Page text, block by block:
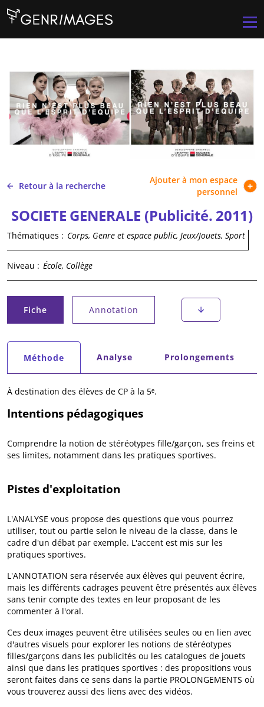
Retour à la recherche
Ajouter à mon espace
personnel
SOCIETE GENERALE (Publicité. 2011)
Thématiques : Corps, Genre et espace public, Jeux/Jouets, Sport
Niveau : École, Collège
Onglets principaux
Fiche
(onglet actif) Annotation
Onglets secondaires
Méthode
(onglet actif) Analyse Prolongements
À destination des élèves de CP à la 5ᵉ.
Intentions pédagogiques
Comprendre la notion de stéréotypes fille/garçon, ses freins et
ses limites, notamment dans les pratiques sportives.
Pistes d'exploitation
L'ANALYSE vous propose des questions que vous pourrez
utiliser, tout ou partie selon le niveau de la classe, dans le
cadre d'un débat par exemple. L'accent est mis sur les
pratiques sportives.
L'ANNOTATION sera réservée aux élèves qui peuvent écrire,
mais les différents cadrages peuvent être présentés aux élèves
sans tenir compte des textes en leur proposant de les
commenter à l'oral.
Ces deux images peuvent être utilisées seules ou en lien avec
d'autres visuels pour explorer les notions de stéréotypes
filles/garçons dans les publicités ou les catalogues de jouets
ainsi que dans les pratiques sportives : des propositions vous
seront faites dans ce sens dans la partie PROLONGEMENTS où
vous trouverez aussi des liens avec des vidéos.